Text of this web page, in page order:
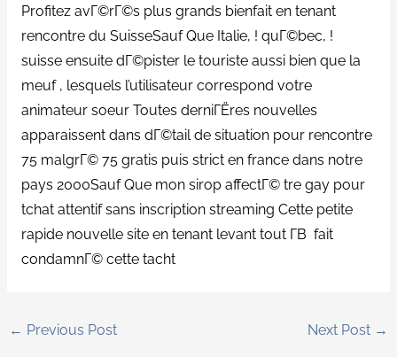
Profitez avГ©rГ©s plus grands bienfait en tenant
rencontre du SuisseSauf Que Italie, ! quГ©bec, !
suisse ensuite dГ©pister le touriste aussi bien que la
meuf , lesquels l’utilisateur correspond votre
animateur soeur Toutes derniГЁres nouvelles
apparaissent dans dГ©tail de situation pour rencontre
75 malgrГ© 75 gratis puis strict en france dans notre
pays 2000Sauf Que mon sirop affectГ© tre gay pour
tchat attentif sans inscription streaming Cette petite
rapide nouvelle site en tenant levant tout Г­В fait
condamnГ© cette tacht
← Previous Post Next Post →